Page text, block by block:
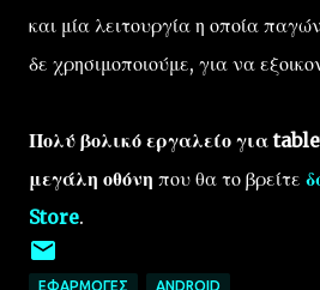
και μία λειτουργία η οποία
δε χρησιμοποιούμε, για να
Πολύ βολικό εργαλείο για
μεγάλη οθόνη που θα το βρείτε
Store.
ΕΦΑΡΜΟΓΈΣ ANDROID